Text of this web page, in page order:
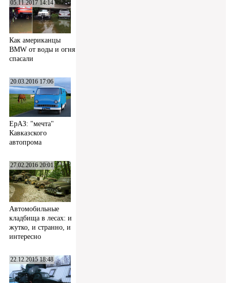
05.11.2017 14:14
Как американцы
BMW от воды и огня
спасали
20.03.2016 17:06
ЕрАЗ: "мечта"
Кавказского
автопрома
27.02.2016 20:01
Автомобильные
кладбища в лесах: и
жутко, и странно, и
интересно
22.12.2015 18:48